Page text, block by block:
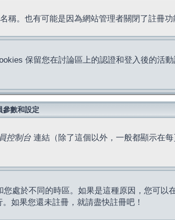
。也有可能是因為網站管理者關閉了註冊功
保留您在討論區上的認證和登入後的活
參數和設定
控制台 連結（除了這個以外，一般都顯示在
處於不同的時區。如果是這種原因，您可以
如果您還未註冊，就請盡快註冊吧！